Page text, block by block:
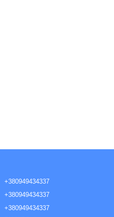
+380949434337
+380949434337
+380949434337